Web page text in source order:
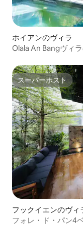
ホイアンのヴィラ
Olala An Bangヴィ
スーパーホスト
スーパーホスト
フックイエンのヴィ
フォレ・ド・パン4